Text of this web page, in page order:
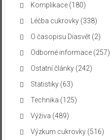
Komplikace(180)
Léčba cukrovky(338)
O časopisu Diasvět(2)
Odborné informace(257)
Ostatní články(242)
Statistiky(63)
Technika (125)
Výživa (489)
Výzkum cukrovky(516)